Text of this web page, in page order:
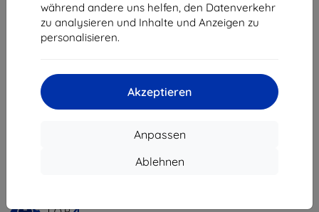
während andere uns helfen, den Datenverkehr
zu analysieren und Inhalte und Anzeigen zu
personalisieren.
Akzeptieren
Anpassen
Ablehnen
19,90 €
17,91 €
vom ganzen5.